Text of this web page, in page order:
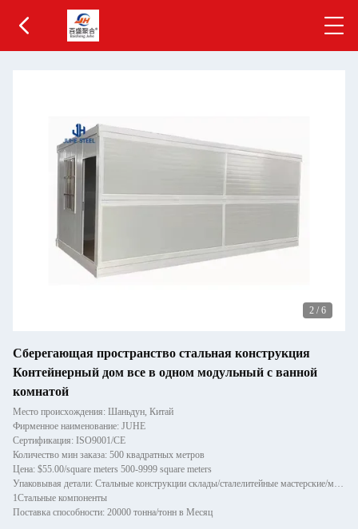
2 / 6
Сберегающая пространство стальная конструкция
Контейнерный дом все в одном модульный с ванной
комнатой
Место происхождения: Шаньдун, Китай
Фирменное наименование: JUHE
Сертификация: ISO9001/CE
Количество мин заказа: 500 квадратных метров
Цена: $55.00/square meters 500-9999 square meters
Упаковывая детали: Стальные конструкции склады/сталелитейные мастерские/металлические вешалки:
1Стальные компоненты
Поставка способности: 20000 тонна/тонн в Месяц